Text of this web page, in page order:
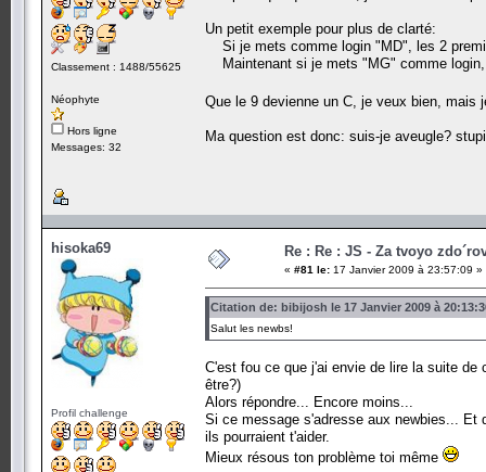
Classement : 1488/55625
Néophyte
Hors ligne
Messages: 32
Un petit exemple pour plus de clarté:
Si je mets comme login "MD", les 2
Maintenant si je mets "MG" comme
Que le 9 devienne un C, je veux bien,
Ma question est donc: suis-je aveugle?
hisoka69
Profil challenge
Re : Re : JS - Za tvoyo
« #81 le: 17 Janvier 2009 à 23:57:09 »
Citation de: bibijosh le 17 Janvier 2009 à
Salut les newbs!
C'est fou ce que j'ai envie de lire la suite
être?)
Alors répondre... Encore moins...
Si ce message s'adresse aux newbies... Et
ils pourraient t'aider.
Mieux résous ton problème toi même